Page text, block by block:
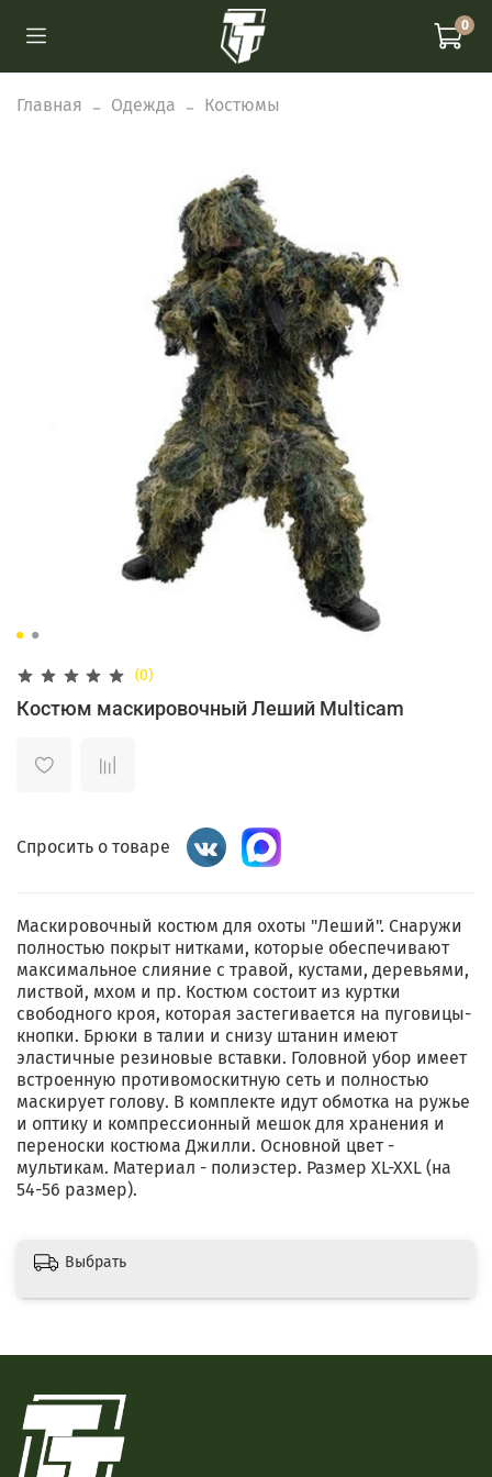
0
Главная Одежда Костюмы
(0)
Костюм маскировочный Леший Multicam
Спросить о товаре
Маскировочный костюм для охоты "Леший". Снаружи
полностью покрыт нитками, которые обеспечивают
максимальное слияние с травой, кустами, деревьями,
листвой, мхом и пр. Костюм состоит из куртки
свободного кроя, которая застегивается на пуговицы-
кнопки. Брюки в талии и снизу штанин имеют
эластичные резиновые вставки. Головной убор имеет
встроенную противомоскитную сеть и полностью
маскирует голову. В комплекте идут обмотка на ружье
и оптику и компрессионный мешок для хранения и
переноски костюма Джилли. Основной цвет -
мультикам. Материал - полиэстер. Размер XL-XXL (на
54-56 размер).
Выбрать